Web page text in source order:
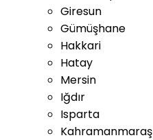
Giresun
Gümüşhane
Hakkari
Hatay
Mersin
Iğdır
Isparta
Kahramanmaraş